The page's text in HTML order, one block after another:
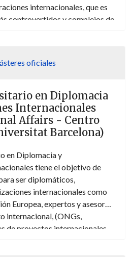
internacionales, que es
controvertidos y complejos de
de los Derechos
de cualquier
en Diplomacia
Internacionales
Affairs - Centro
Barcelona)
en Diplomacia y
tiene el objetivo de
ser diplomáticos,
internacionales como
Europea, expertos y asesores
internacional, (ONGs,
de proyectos internacionales